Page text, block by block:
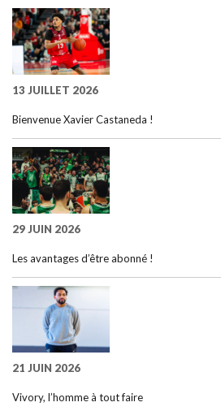
13 JUILLET 2026
Bienvenue Xavier Castaneda !
29 JUIN 2026
Les avantages d’être abonné !
21 JUIN 2026
Vivory, l’homme à tout faire